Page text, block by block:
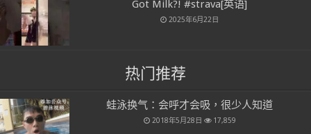
Got Milk?! #strava[英语]
2025年6月22日
热门推荐
蛙泳换气：会呼才会吸，很少人知道
2018年5月28日 17,859